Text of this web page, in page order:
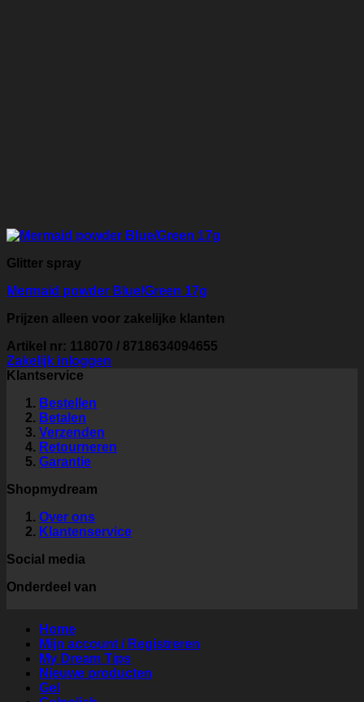
Glitter spray
Mermaid powder Blue/Green 17g
Prijzen alleen voor zakelijke klanten
Artikel nr: 118070 / 8718634094655
Zakelijk inloggen
Klantservice
Bestellen
Betalen
Verzenden
Retourneren
Garantie
Shopmydream
Over ons
Klantenservice
Social media
Onderdeel van
Home
Mijn account / Registreren
My Dream Tips
Nieuwe producten
Gel